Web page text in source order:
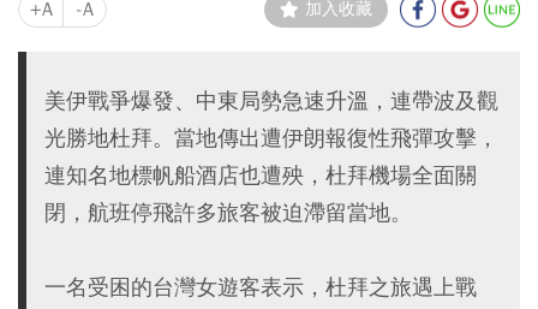
+A -A 加入收藏
美伊戰爭爆發、中東局勢急速升溫，連帶波及觀
光勝地杜拜。當地傳出遭伊朗報復性飛彈攻擊，
連知名地標帆船酒店也遭殃，杜拜機場全面關
閉，航班停飛許多旅客被迫滯留當地。
一名受困的台灣女遊客表示，杜拜之旅遇上戰